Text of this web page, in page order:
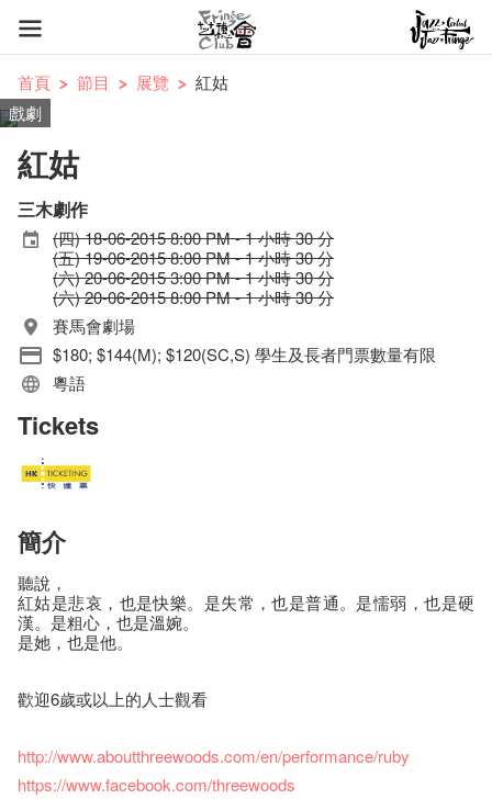
首頁 節目 展覽
紅姑
戲劇
紅姑
三木劇作
(四) 18-06-2015 8:00 PM - 1 小時 30 分
(五) 19-06-2015 8:00 PM - 1 小時 30 分
(六) 20-06-2015 3:00 PM - 1 小時 30 分
(六) 20-06-2015 8:00 PM - 1 小時 30 分
賽馬會劇場
$180; $144(M); $120(SC,S) 學生及長者門票數量有限
粵語
Tickets
簡介
聽說，
紅姑是悲哀，也是快樂。是失常，也是普通。是懦弱，也是硬
漢。是粗心，也是溫婉。
是她，也是他。
歡迎6歲或以上的人士觀看
http://www.aboutthreewoods.com/en/performance/ruby
https://www.facebook.com/threewoods